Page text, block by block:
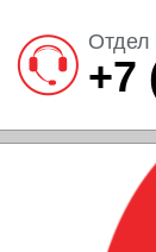
Отдел
+7